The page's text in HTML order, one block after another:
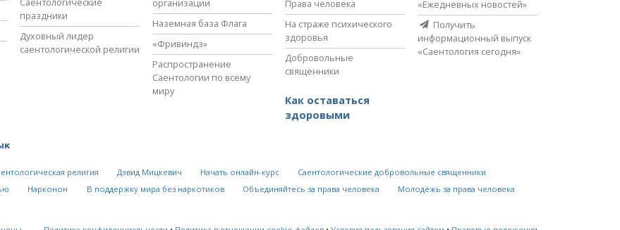
праздники
Духовный лидер
саентологической религии
организации
Наземная база Флага
«Фривиндз»
Распространение
Саентологии по всему
миру
Права человека
На страже психического
здоровья
Добровольные
священники
Как оставаться
здоровыми
«Ежедневных новостей»
Получить
информационный выпуск
«Саентология сегодня»
религия Дэвид Мицкевич Начать онлайн-курс
Саентологические добровольные священники
Нарконон В поддержку мира без наркотиков Объединяйтесь за права человека
Молодёжь за права человека